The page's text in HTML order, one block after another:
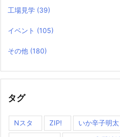
工場見学 (39)
イベント (105)
その他 (180)
タグ
Nスタ ZIP! いか辛子明太